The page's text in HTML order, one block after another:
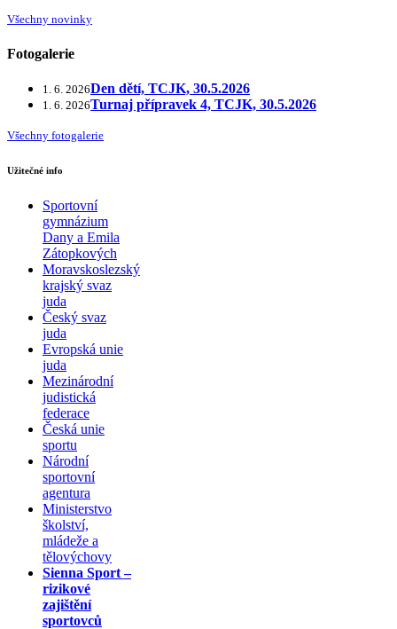
Všechny novinky
Fotogalerie
1. 6. 2026Den dětí, TCJK, 30.5.2026
1. 6. 2026Turnaj přípravek 4, TCJK, 30.5.2026
Všechny fotogalerie
Užitečné info
Sportovní
gymnázium
Dany a Emila
Zátopkových
Moravskoslezský
krajský svaz
juda
Český svaz
juda
Evropská unie
juda
Mezinárodní
judistická
federace
Česká unie
sportu
Národní
sportovní
agentura
Ministerstvo
školství,
mládeže a
tělovýchovy
Sienna Sport –
rizikové
zajištění
sportovců